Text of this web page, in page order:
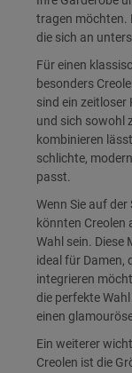
tragen möchten.
die sich an
Für einen
besonders
sind ein zeitloser
und sich sowohl
kombinieren
schlichte,
passt.
Wenn Sie auf
könnten Creolen
Wahl sein. Diese
ideal für Damen,
integrieren
die perfekte
einen
Ein weiterer
Creolen ist die